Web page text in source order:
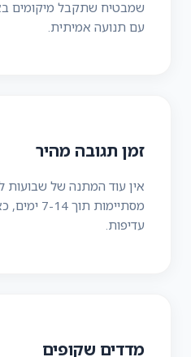
שמבטיח שתקבל מיקומים
עם תנועה אמיתית.
זמן תגובה מהיר
אין עוד המתנה של שבועות
עדיפות.
מדדים שקופים